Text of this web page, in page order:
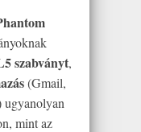
szabványt,
(Gmail,
ugyanolyan
mint az